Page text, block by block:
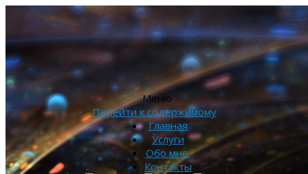
Меню
Перейти к содержимому
Главная
Услуги
Обо мне.
Контакты